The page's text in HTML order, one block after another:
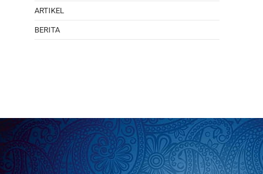
ARTIKEL
BERITA